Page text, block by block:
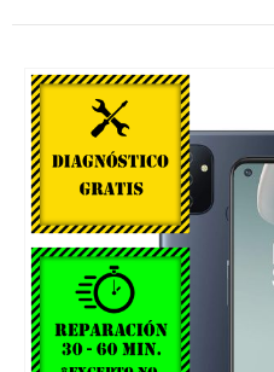
Saltar
al
final
de
la
galería
de
imágenes